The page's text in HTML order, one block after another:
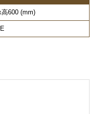
600 (mm)